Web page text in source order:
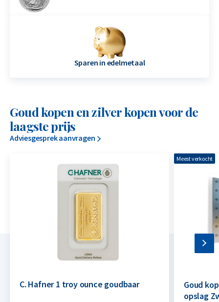
Sparen in edelmetaal
Goud kopen en zilver kopen voor de
laagste prijs
Adviesgesprek aanvragen
C. Hafner 1 troy ounce goudbaar
Meest verkocht
Goud
opslag